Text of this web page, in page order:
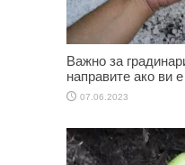
Важно за
направите ако ви
07.06.2023